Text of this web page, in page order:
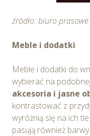
źródło: biuro
Meble i dodatki
Meble i dodatki do
wybierać na
akcesoria i jasne
kontrastować z
wyróżnią się na ich
pasują również barwy